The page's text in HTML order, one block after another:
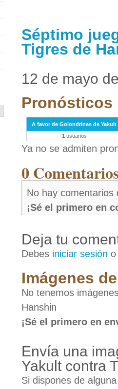
Séptimo
Tigres de
12 de mayo
Pronósticos
A favor de Golondrinas de Yakult
1 usuarios
Ya no se admiten
0
No hay comentarios
¡Sé el primero en
Deja tu
Debes iniciar sesión
Imágenes
No tenemos
Hanshin
¡Sé el primero en
Envía una
Yakult contra
Si dispones de